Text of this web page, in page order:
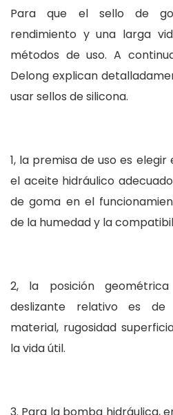
Para que el sello de
rendimiento y una larga
métodos de uso. A
Delong explican
usar sellos de silicona.
1, la premisa de uso es
el aceite hidráulico
de goma en el
de la humedad y la
2, la posición
deslizante relativo es
material, rugosidad
la vida útil.